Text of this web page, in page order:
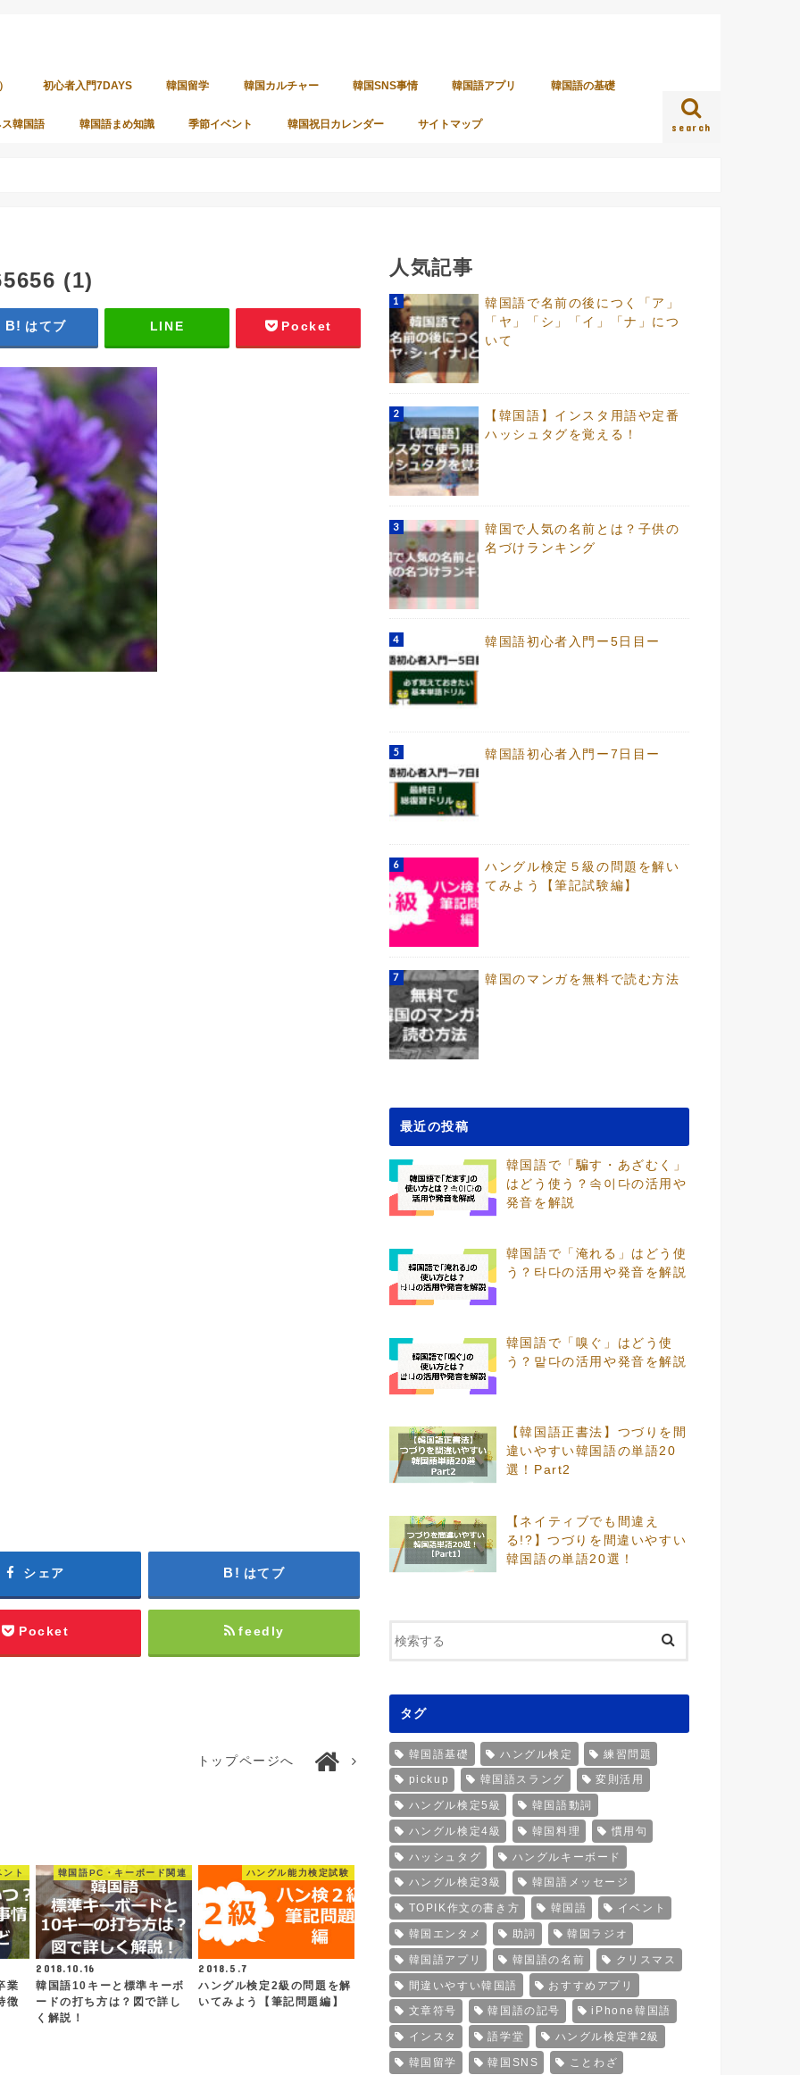
search
初心者入門7DAYS 韓国留学 韓国カルチャー 韓国SNS事情 韓国語アプリ 韓国語の基礎
韓国語 韓国語まめ知識 季節イベント 韓国祝日カレンダー サイトマップ
(1)
はてブ LINE Pocket
シェア はてブ
Pocket feedly
トップページへ
ント
業
徴
韓国語PC・キーボード関連
2018.10.16
韓国語10キーと標準キーボ
ードの打ち方は？図で詳し
く解説！
ハングル能力検定試験
2018.5.7
ハングル検定2級の問題を解
いてみよう【筆記問題編】
人気記事
韓国語で名前の後につく「ア」
「ヤ」「シ」「イ」「ナ」につ
いて
【韓国語】インスタ用語や定番
ハッシュタグを覚える！
韓国で人気の名前とは？子供の
名づけランキング
韓国語初心者入門ー5日目ー
韓国語初心者入門ー7日目ー
ハングル検定５級の問題を解い
てみよう【筆記試験編】
韓国のマンガを無料で読む方法
最近の投稿
韓国語で「騙す・あざむく」
はどう使う？속이다の活用や
発音を解説
韓国語で「淹れる」はどう使
う？타다の活用や発音を解説
韓国語で「嗅ぐ」はどう使
う？맡다の活用や発音を解説
【韓国語正書法】つづりを間
違いやすい韓国語の単語20
選！Part2
【ネイティブでも間違え
る!?】つづりを間違いやすい
韓国語の単語20選！
タグ
韓国語基礎 ハングル検定 練習問題
pickup 韓国語スラング 変則活用
ハングル検定5級 韓国語動詞
ハングル検定4級 韓国料理 慣用句
ハッシュタグ ハングルキーボード
ハングル検定3級 韓国語メッセージ
TOPIK作文の書き方 韓国語 イベント
韓国エンタメ 助詞 韓国ラジオ
韓国語アプリ 韓国語の名前 クリスマス
間違いやすい韓国語 おすすめアプリ
文章符号 韓国語の記号 iPhone韓国語
インスタ 語学堂 ハングル検定準2級
韓国留学 韓国SNS ことわざ